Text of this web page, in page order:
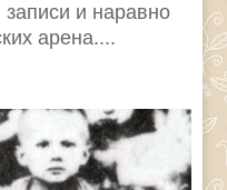
записи и наравно
арена....